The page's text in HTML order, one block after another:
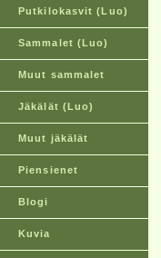
Putkilokasvit (Luo)
Sammalet (Luo)
Muut sammalet
Jäkälät (Luo)
Muut jäkälät
Piensienet
Blogi
Kuvia